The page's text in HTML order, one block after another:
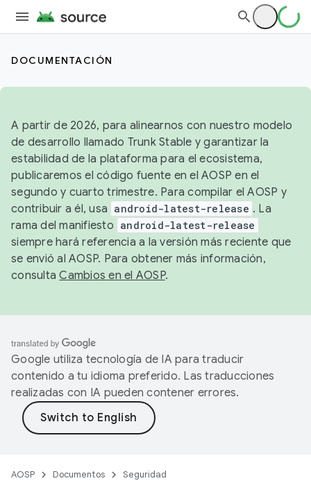
DOCUMENTACIÓN
A partir de 2026, para alinearnos con nuestro modelo
de desarrollo llamado Trunk Stable y garantizar la
estabilidad de la plataforma para el ecosistema,
publicaremos el código fuente en el AOSP en el
segundo y cuarto trimestre. Para compilar el AOSP y
contribuir a él, usa android-latest-release . La
rama del manifiesto android-latest-release
siempre hará referencia a la versión más reciente que
se envió al AOSP. Para obtener más información,
consultaCambios en el AOSP.
Google utiliza tecnología de IA para traducir
contenido a tu idioma preferido. Las traducciones
realizadas con IA pueden contener errores.
AOSP Documentos Seguridad